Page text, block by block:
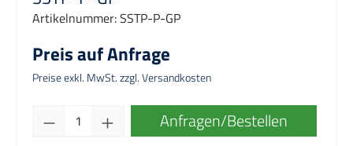
Artikelnummer:SSTP-P-GP
Preis auf Anfrage
Preise exkl. MwSt. zzgl. Versandkosten
Produkt Anzahl: Gib den gewünschten
Anfragen/Bestellen